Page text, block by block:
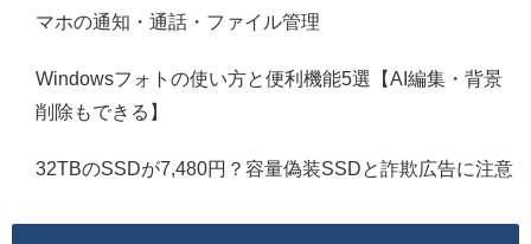
マホの通知・通話・ファイル管理
Windowsフォトの使い方と便利機能5選【AI編集・背景
削除もできる】
32TBのSSDが7,480円？容量偽装SSDと詐欺広告に注意